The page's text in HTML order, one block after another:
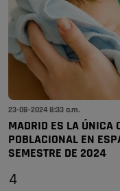
23-08-2024 8:33 a.m.
MADRID ES LA ÚNICA
POBLACIONAL EN
SEMESTRE DE 2024
4